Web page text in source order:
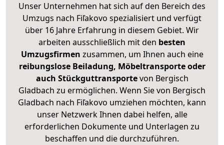
Unser Unternehmen hat sich auf den Bereich des
Umzugs nach Fiľakovo spezialisiert und verfügt
über 16 Jahre Erfahrung in diesem Gebiet. Wir
arbeiten ausschließlich mit den besten
Umzugsfirmen zusammen, um Ihnen auch eine
reibungslose Beiladung, Möbeltransporte oder
auch Stückguttransportevon Bergisch
Gladbach zu ermöglichen. Wenn Sie von Bergisch
Gladbach nach Fiľakovo umziehen möchten, kann
unser Netzwerk Ihnen dabei helfen, alle
erforderlichen Dokumente und Unterlagen zu
beschaffen und die durchzuführen.